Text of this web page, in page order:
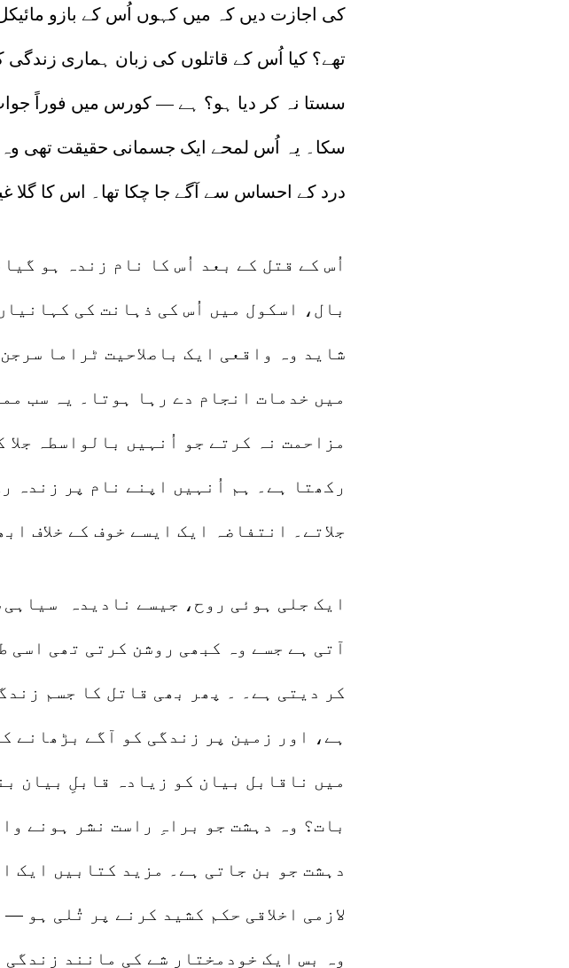
کی اجازت دیں کہ میں کہوں اُس کے بازو
تھے؟ کیا اُس کے قاتلوں کی زبان ہماری
سستا نہ کر دیا ہو؟ ہے — کورس میں فوراً
سکا۔ یہ اُس لمحے ایک جسمانی حقیقت تھی
درد کے احساس سے آگے جا چکا تھا۔ اس کا گلا
اُس کے قتل کے بعد اُس کا نام زندہ ہو
بال، اسکول میں اُس کی ذہانت کی
شاید وہ واقعی ایک باصلاحیت ٹراما
میں خدمات انجام دے رہا ہوتا۔ یہ سب
مزاحمت نہ کرتے جو اُنہیں بالواسطہ
رکھتا ہے۔ ہم اُنہیں اپنے نام پر زندہ
جلاتے۔ انتفاضہ ایک ایسے خوف کے خلاف
ایک جلی ہوئی روح، جیسے نادیدہ
آتی ہے جسے وہ کبھی روشن کرتی تھی اسی
کر دیتی ہے۔ ۔ پھر بھی قاتل کا جسم
ہے، اور زمین پر زندگی کو آگے بڑھانے
میں ناقابل بیان کو زیادہ قابلِ بیان
بات؟ وہ دہشت جو براہِ راست نشر ہونے
دہشت جو بن جاتی ہے۔ مزید کتابیں ایک
لازمی اخلاقی حکم کشید کرنے پر تُلی ہو
وہ بس ایک خودمختار شے کی مانند